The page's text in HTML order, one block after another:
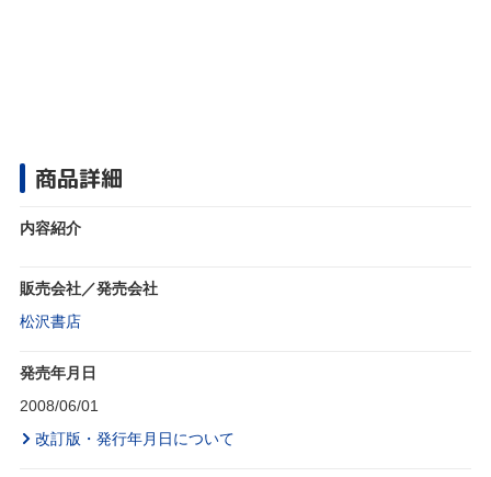
商品詳細
内容紹介
販売会社／発売会社
松沢書店
発売年月日
2008/06/01
改訂版・発行年月日について